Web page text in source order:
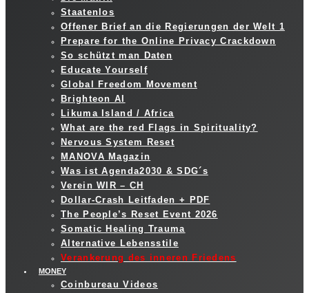
Staatenlos
Offener Brief an die Regierungen der Welt 1
Prepare for the Online Privacy Crackdown
So schützt man Daten
Educate Yourself
Global Freedom Movement
Brighteon AI
Likuma Island / Africa
What are the red Flags in Spirituality?
Nervous System Reset
MANOVA Magazin
Was ist Agenda2030 & SDG´s
Verein WIR – CH
Dollar-Crash Leitfaden + PDF
The People’s Reset Event 2026
Somatic Healing Trauma
Alternative Lebensstile
Verankerung des inneren Friedens
MONEY
Coinbureau Videos